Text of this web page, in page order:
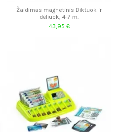
Žaidimas magnetinis Diktuok ir
dėliuok, 4-7 m.
43,95 €